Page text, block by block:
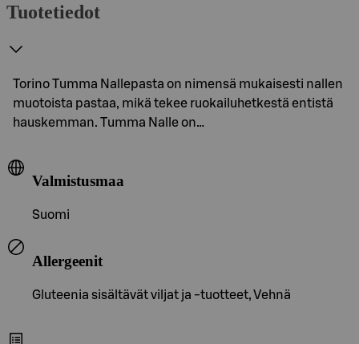
Tuotetiedot
Torino Tumma Nallepasta on nimensä mukaisesti nallen
muotoista pastaa, mikä tekee ruokailuhetkestä entistä
hauskemman. Tumma Nalle on…
Valmistusmaa
Suomi
Allergeenit
Gluteenia sisältävät viljat ja -tuotteet, Vehnä